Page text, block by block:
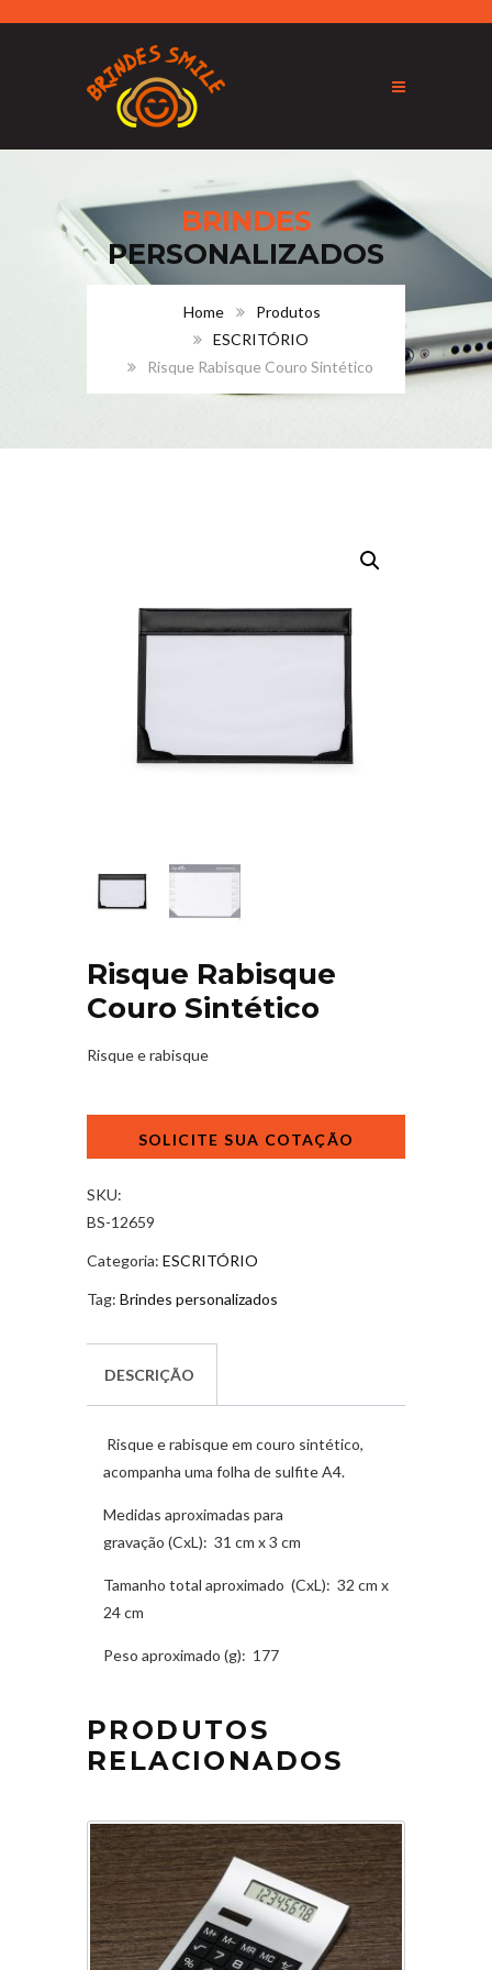
BRINDES
PERSONALIZADOS
Home
Produtos
ESCRITÓRIO
Risque Rabisque Couro Sintético
Risque Rabisque
Couro Sintético
Risque e rabisque
quantidade
SKU:
BS-12659
Categoria: ESCRITÓRIO
Tag: Brindes personalizados
DESCRIÇÃO
Risque e rabisque em couro sintético,
acompanha uma folha de sulfite A4.
Medidas aproximadas para
gravação (CxL): 31 cm x 3 cm
Tamanho total aproximado (CxL): 32 cm x
24 cm
Peso aproximado (g): 177
PRODUTOS
RELACIONADOS